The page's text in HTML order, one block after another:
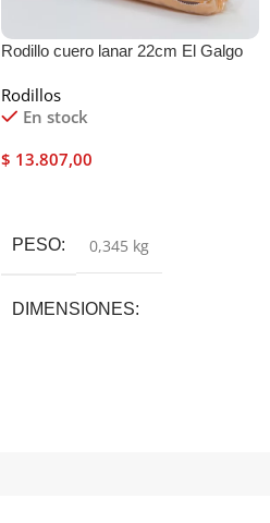
Rodillo cuero lanar 22cm El Galgo
Rodillos
En stock
$ 13.807,00
PESO 0,345 kg
DIMENSIONES